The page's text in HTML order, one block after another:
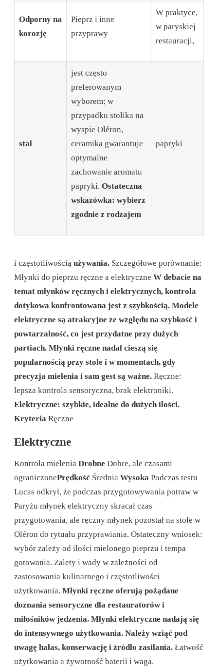
Odporny na
korozję
Pieprz i inne
przyprawy
W praktyce,
w paryskiej
restauracji,
stal
jest często
preferowanym
wyborem; w
przypadku stolika na
wyspie Oléron,
ceramika gwarantuje
optymalne
zachowanie aromatu
papryki. Ostateczna
wskazówka: wybierz
zgodnie z rodzajem
papryki
i częstotliwością używania. Szczegółowe porównanie:
Młynki do pieprzu ręczne a elektryczne W debacie na
temat młynków ręcznych i elektrycznych, kontrola
dotykowa konfrontowana jest z szybkością. Modele
elektryczne są atrakcyjne ze względu na szybkość i
powtarzalność, co jest przydatne przy dużych
partiach. Młynki ręczne nadal cieszą się
popularnością przy stole i w momentach, gdy
precyzja mielenia i sam gest są ważne. Ręczne:
lepsza kontrola sensoryczna, brak elektroniki.
Elektryczne: szybkie, idealne do dużych ilości.
Kryteria Ręczne
Elektryczne
Kontrola mielenia Drobne Dobre, ale czasami
ograniczonePrędkość Średnia Wysoka Podczas testu
Lucas odkrył, że podczas przygotowywania potraw w
Paryżu młynek elektryczny skracał czas
przygotowania, ale ręczny młynek pozostał na stole w
Oléron do rytuału przyprawiania. Ostateczny wniosek:
wybór zależy od ilości mielonego pieprzu i tempa
gotowania. Zalety i wady w zależności od
zastosowania kulinarnego i częstotliwości
użytkowania. Młynki ręczne oferują pożądane
doznania sensoryczne dla restauratorów i
miłośników jedzenia. Młynki elektryczne nadają się
do intensywnego użytkowania. Należy wziąć pod
uwagę hałas, konserwację i źródło zasilania. Łatwość
użytkowania a żywotność baterii i waga.